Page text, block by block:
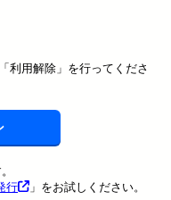
利用解除」を行ってくださ
行 」をお試しください。